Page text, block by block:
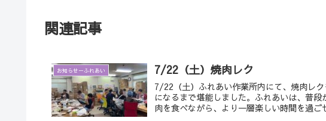
関連記事
お知らせーふれあい 7/22（土）焼肉レク
7/22（土）ふれあい作業所内にて、焼肉レ
になるまで堪能しました。ふれあいは、普
肉を食べながら、より一層楽しい時間を過